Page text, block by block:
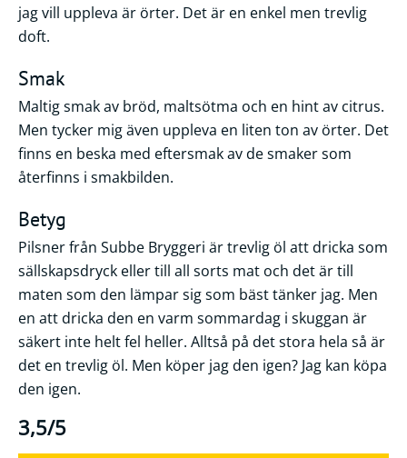
jag vill uppleva är örter. Det är en enkel men trevlig
doft.
Smak
Maltig smak av bröd, maltsötma och en hint av citrus.
Men tycker mig även uppleva en liten ton av örter. Det
finns en beska med eftersmak av de smaker som
återfinns i smakbilden.
Betyg
Pilsner från Subbe Bryggeri är trevlig öl att dricka som
sällskapsdryck eller till all sorts mat och det är till
maten som den lämpar sig som bäst tänker jag. Men
en att dricka den en varm sommardag i skuggan är
säkert inte helt fel heller. Alltså på det stora hela så är
det en trevlig öl. Men köper jag den igen? Jag kan köpa
den igen.
3,5/5